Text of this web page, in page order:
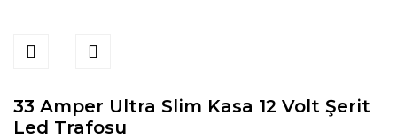
33 Amper Ultra Slim Kasa 12 Volt Şerit
Led Trafosu